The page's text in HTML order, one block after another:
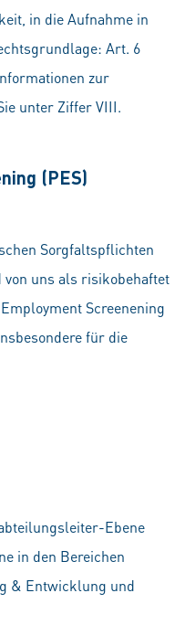
in die Aufnahme in
Art. 6
zur
unter Ziffer VIII.
(PES)
Sorgfaltspflichten
uns als risikobehaftet
Screenening
für die
Ebene
in den Bereichen
& Entwicklung und